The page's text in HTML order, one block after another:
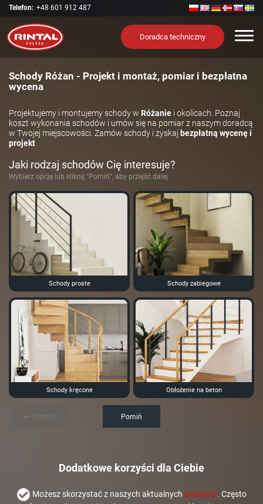
Telefon: +48 601 912 487
Doradca techniczny
Schody Różan - Projekt i montaż, pomiar i bezpłatna
wycena
Projektujemy i montujemy schody w Różanie i okolicach. Poznaj
koszt wykonania schodów i umów się na pomiar z naszym doradcą
w Twojej miejscowości. Zamów schody i zyskaj bezpłatną wycenę i
projekt
Jaki rodzaj schodów Cię interesuje?
Wybierz opcję lub kliknij "Pomiń", aby przejść dalej
Schody proste Schody zabiegowe
Schody kręcone Obłożenie na beton
Pomiń
Dodatkowe korzyści dla Ciebie
Możesz skorzystać z naszych aktualnych promocji. Często